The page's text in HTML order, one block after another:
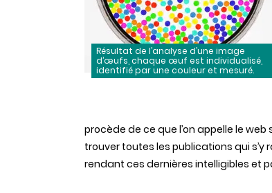
Résultat de l’analyse d’une image
d’œufs, chaque œuf est individualisé,
identifié par une couleur et mesuré.
procède de ce que l’on appelle le
trouver toutes les publications qui s’y
rendant ces dernières intelligibles et